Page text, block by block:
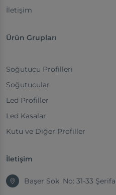
İletişim
Ürün Grupları
Soğutucu Profilleri
Soğutucular
Led Profiller
Led Kasalar
Kutu ve Diğer Profiller
İletişim
Başer Sok. No: 31-33